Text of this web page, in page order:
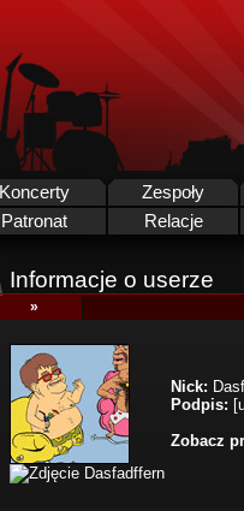
Koncerty Zespoły
Patronat Relacje
Informacje o userze
»
Nick:
Podpis:
Zobacz